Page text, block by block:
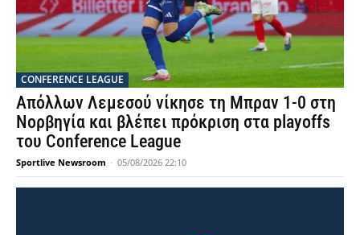
CONFERENCE LEAGUE
Απόλλων Λεμεσού νίκησε τη Μπραν 1-0 στη
Νορβηγία και βλέπει πρόκριση στα playoffs
του Conference League
Sportlive Newsroom - 05/08/2026 22:10